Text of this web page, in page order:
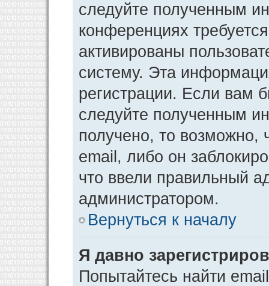
следуйте полученным
конференциях
активированы
систему. Эта
регистрации. Если вам
следуйте полученным
получено, то возможно,
email, либо он
что ввели правильный
администратором.
Вернуться к началу
Я давно
Попытайтесь найти